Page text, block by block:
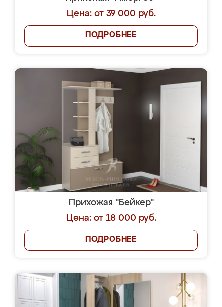
Цена: от 39 000 руб.
ПОДРОБНЕЕ
Прихожая "Бейкер"
Цена: от 18 000 руб.
ПОДРОБНЕЕ